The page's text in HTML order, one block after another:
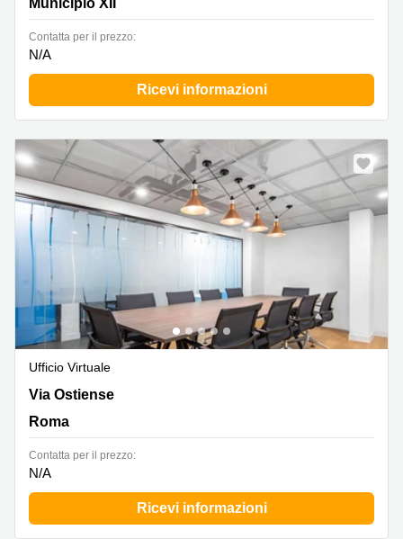
Municipio XII
Сontatta per il prezzo:
N/A
Ricevi informazioni
Ufficio Virtuale
Via Ostiense 131/L,Piano 5, Corpo C, Roma
Via Ostiense
Roma
Сontatta per il prezzo:
N/A
Ricevi informazioni